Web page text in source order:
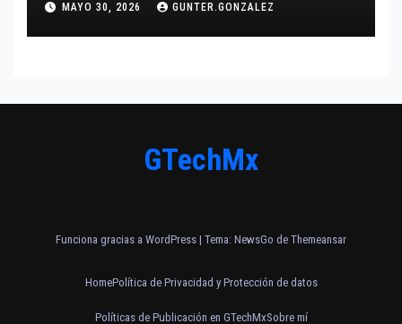
MAYO 30, 2026 GUNTER.GONZALEZ
GTechMx
Funciona gracias a WordPress | Tema: NewsGo de Themeansar
HomePolítica de Privacidad y Protección de datos
Políticas de Publicación en GTechMxSobre mí